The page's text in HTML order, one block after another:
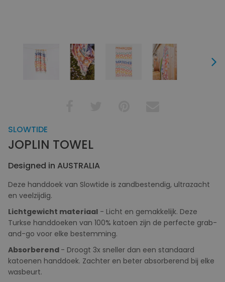
Next
SLOWTIDE
JOPLIN TOWEL
Designed in AUSTRALIA
Deze handdoek van Slowtide is zandbestendig, ultrazacht
en veelzijdig.
Lichtgewicht materiaal - Licht en gemakkelijk. Deze
Turkse handdoeken van 100% katoen zijn de perfecte grab-
and-go voor elke bestemming.
Absorberend - Droogt 3x sneller dan een standaard
katoenen handdoek. Zachter en beter absorberend bij elke
wasbeurt.